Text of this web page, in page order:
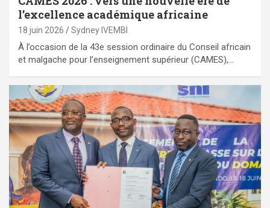
l’excellence académique africaine
18 juin 2026 Sydney IVEMBI
À l’occasion de la 43e session ordinaire du Conseil africain
et malgache pour l’enseignement supérieur (CAMES),…